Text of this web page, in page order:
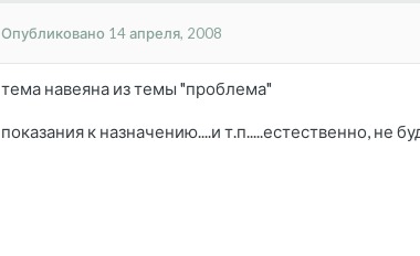
Опубликовано 14 апреля, 2008
тема навеяна из темы "проблема"
показания к назначению....и т.п.....естественно, не